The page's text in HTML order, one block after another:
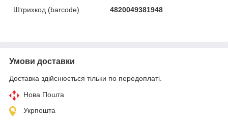
Штрихкод (barcode)
4820049381948
Умови доставки
Доставка здійснюється тільки по передоплаті.
Нова Пошта
Укрпошта